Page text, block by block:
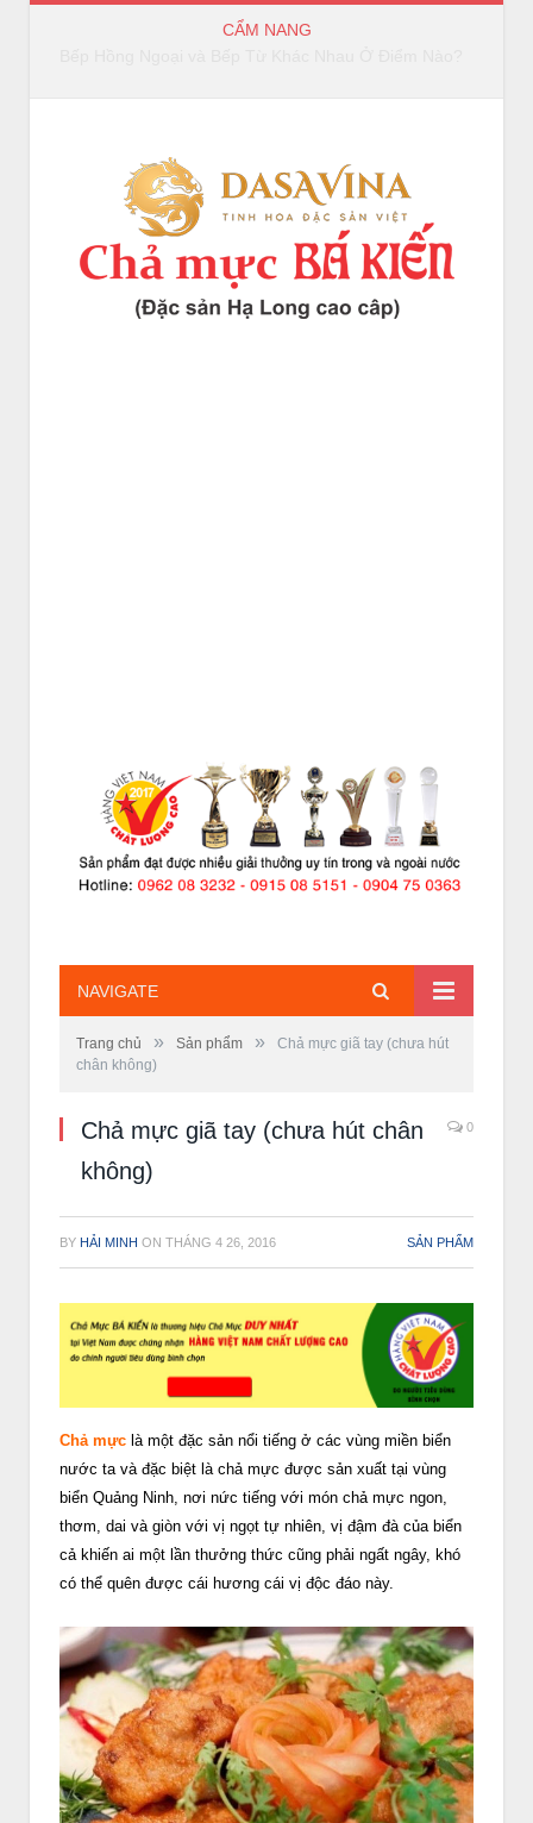
CẨM NANG
NAVIGATE
Trang chủ » Sản phẩm »
Chả mực giã tay (chưa hút
chân không)
Chả mực giã tay (chưa hút chân
không)
0
BY HẢI MINH ON THÁNG 4 26, 2016 SẢN PHẨM
Chả mực là một đặc sản nổi tiếng ở các vùng miền biển
nước ta và đặc biệt là chả mực được sản xuất tại vùng
biển Quảng Ninh, nơi nức tiếng với món chả mực ngon,
thơm, dai và giòn với vị ngọt tự nhiên, vị đậm đà của biển
cả khiến ai một lần thưởng thức cũng phải ngất ngây, khó
có thể quên được cái hương cái vị độc đáo này.